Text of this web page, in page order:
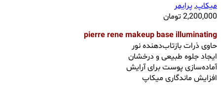
میکاپ,پرایمر
2,200,000تومان
pierre rene makeup base illuminating
حاوی ذرات بازتاب‌دهنده نور
ایجاد جلوه طبیعی و درخشان
آماده‌سازی پوست برای آرایش
افزایش ماندگاری میکاپ